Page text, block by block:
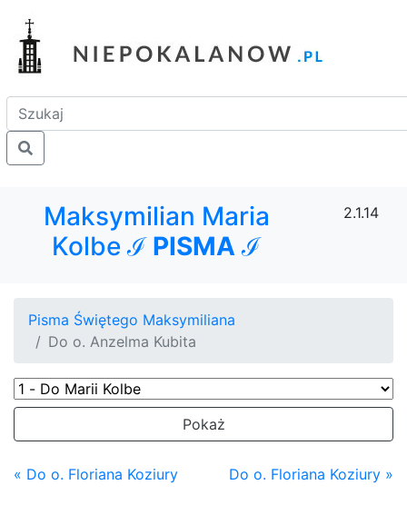
Maksymilian Maria
Kolbe ℐ PISMA ℐ
2.1.14
Pisma Świętego Maksymiliana
Do o. Anzelma Kubita
Pokaż
« Do o. Floriana Koziury Do o. Floriana Koziury »